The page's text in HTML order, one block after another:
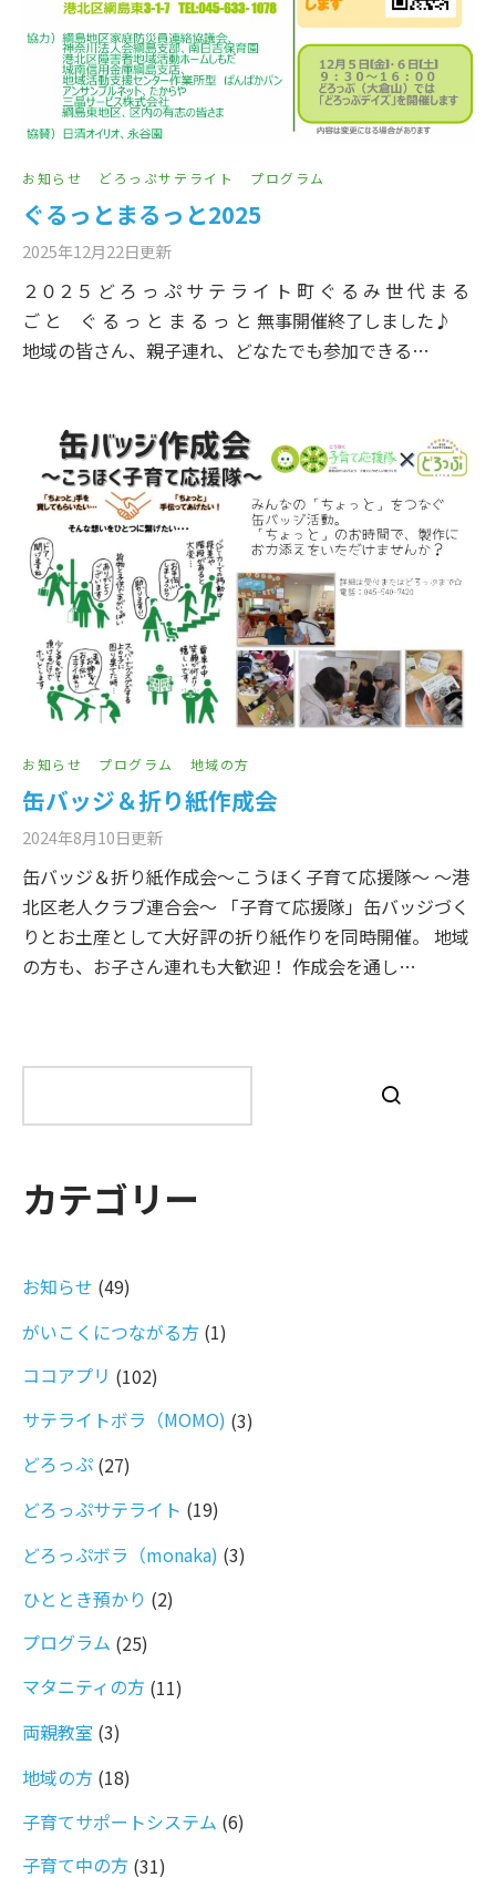
お知らせ どろっぷサテライト プログラム
ぐるっとまるっと2025
2025年12月22日更新
２０２５ ど ろ っ ぷ サ テ ラ イ ト 町 ぐ る み 世 代 ま る
ご と ぐ る っ と ま る っ と 無事開催終了しました♪
地域の皆さん、親子連れ、どなたでも参加できる…
お知らせ プログラム 地域の方
缶バッジ＆折り紙作成会
2024年8月10日更新
缶バッジ＆折り紙作成会～こうほく子育て応援隊～ ～港
北区老人クラブ連合会～ 「子育て応援隊」缶バッジづく
りとお土産として大好評の折り紙作りを同時開催。 地域
の方も、お子さん連れも大歓迎！ 作成会を通し…
カテゴリー
お知らせ (49)
がいこくにつながる方 (1)
ココアプリ (102)
サテライトボラ（MOMO) (3)
どろっぷ (27)
どろっぷサテライト (19)
どろっぷボラ（monaka) (3)
ひととき預かり (2)
プログラム (25)
マタニティの方 (11)
両親教室 (3)
地域の方 (18)
子育てサポートシステム (6)
子育て中の方 (31)